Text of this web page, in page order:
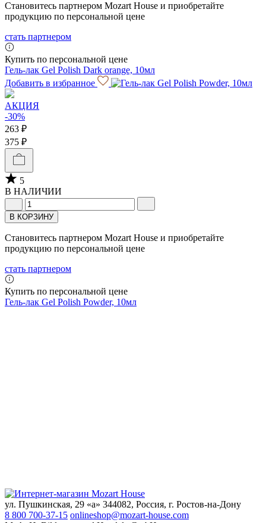
Становитесь партнером Mozart House и приобретайте
продукцию по персональной цене
стать партнером
Купить по персональной цене
Гель-лак Gel Polish Dark orange, 10мл
Добавить в избранное
АКЦИЯ
-30%
263 ₽
375 ₽
5
В НАЛИЧИИ
В КОРЗИНУ
Становитесь партнером Mozart House и приобретайте
продукцию по персональной цене
стать партнером
Купить по персональной цене
Гель-лак Gel Polish Powder, 10мл
ул. Пушкинская, 29 «а» 344082, Россия, г. Ростов-на-Дону
8 800 700-37-15 onlineshop@mozart-house.com